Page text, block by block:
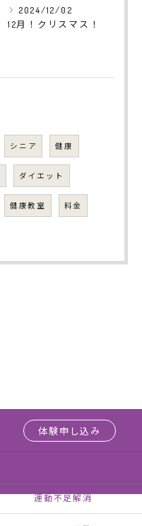
2024/12/02
12月！クリスマス！
シニア 健康
ダイエット
健康教室 料金
体験申し込み
運動不足解消